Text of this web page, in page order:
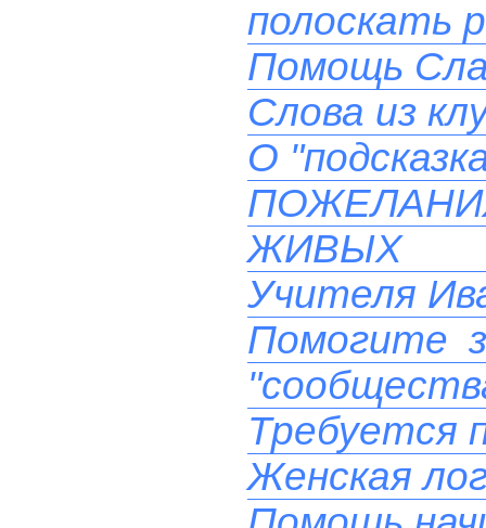
полоскать
Помощь
Слова из
О
ЖИВЫХ
Учителя
Помогите
Требуется
Женская